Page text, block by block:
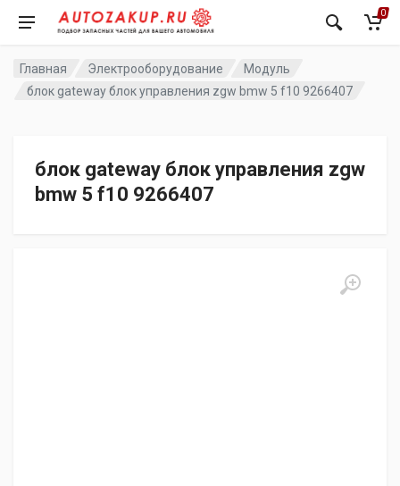
0
Главная Электрооборудование
Модуль
блок gateway блок управления zgw bmw 5 f10 9266407
блок gateway блок управления zgw
bmw 5 f10 9266407